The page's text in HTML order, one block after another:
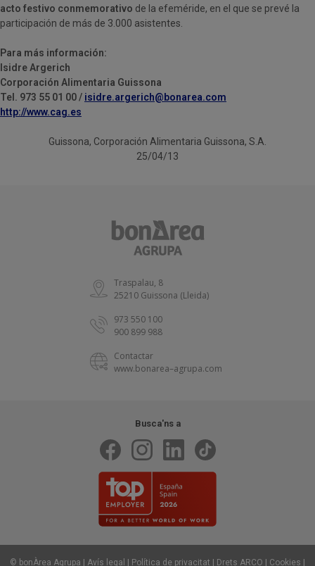
acto festivo conmemorativo de la efeméride, en el que se prevé la
participación de más de 3.000 asistentes.
Para más información:
Isidre Argerich
Corporación Alimentaria Guissona
Tel. 973 55 01 00 / isidre.argerich@bonarea.com
http://www.cag.es
Guissona, Corporación Alimentaria Guissona, S.A.
25/04/13
Traspalau, 8
25210 Guissona (Lleida)
973 550 100
900 899 988
Contactar
www.bonarea–agrupa.com
Busca'ns a
© bonÀrea Agrupa | Avís legal | Política de privacitat | Drets ARCO | Cookies |